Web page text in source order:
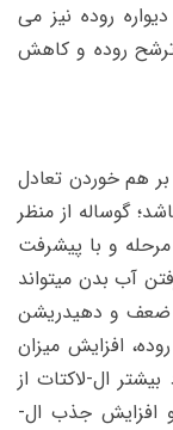
روده نیز می
ترشح روده و کاهش
هم خوردن تعادل
گوساله از منظر
مرحله و با پیشرفت
آب بدن میتواند
ضعف و دهیدریشن
افزایش میزان
ال-لاکتات از
افزایش جذب ال-